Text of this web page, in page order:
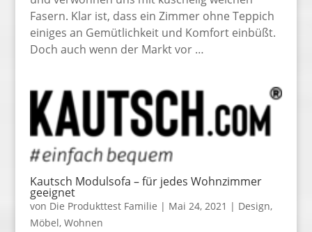
Fasern. Klar ist, dass ein Zimmer ohne Teppich
einiges an Gemütlichkeit und Komfort einbüßt.
Doch auch wenn der Markt vor …
Kautsch Modulsofa – für jedes Wohnzimmer
geeignet
von Die Produkttest Familie | Mai 24, 2021 | Design,
Möbel, Wohnen